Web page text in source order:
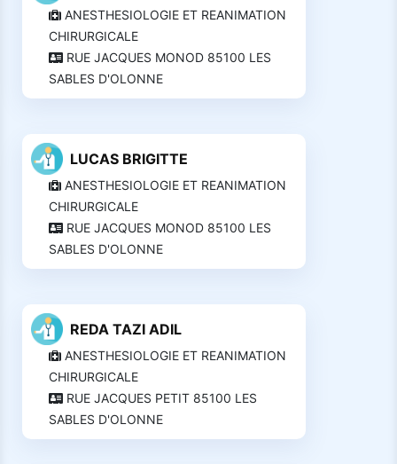
ANESTHESIOLOGIE ET REANIMATION
CHIRURGICALE
RUE JACQUES MONOD 85100 LES
SABLES D'OLONNE
LUCAS BRIGITTE
ANESTHESIOLOGIE ET REANIMATION
CHIRURGICALE
RUE JACQUES MONOD 85100 LES
SABLES D'OLONNE
REDA TAZI ADIL
ANESTHESIOLOGIE ET REANIMATION
CHIRURGICALE
RUE JACQUES PETIT 85100 LES
SABLES D'OLONNE